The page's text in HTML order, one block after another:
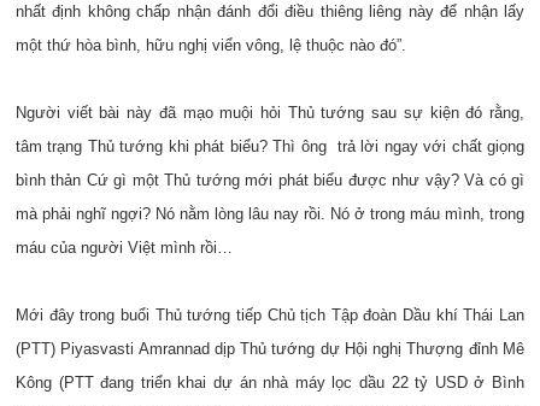
nhất định không chấp nhận đánh đổi điều thiêng liêng này để nhận lấy
một thứ hòa bình, hữu nghị viển vông, lệ thuộc nào đó”.
Người viết bài này đã mạo muội hỏi Thủ tướng sau sự kiện đó rằng,
tâm trạng Thủ tướng khi phát biểu? Thì ông trả lời ngay với chất giọng
bình thản Cứ gì một Thủ tướng mới phát biểu được như vậy? Và có gì
mà phải nghĩ ngợi? Nó nằm lòng lâu nay rồi. Nó ở trong máu mình, trong
máu của người Việt mình rồi…
Mới đây trong buổi Thủ tướng tiếp Chủ tịch Tập đoàn Dầu khí Thái Lan
(PTT) Piyasvasti Amrannad dịp Thủ tướng dự Hội nghị Thượng đỉnh Mê
Kông (PTT đang triển khai dự án nhà máy lọc dầu 22 tỷ USD ở Bình